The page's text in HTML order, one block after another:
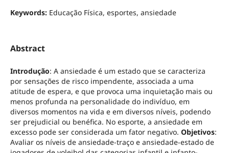
Keywords: Educação Física, esportes, ansiedade
Abstract
Introdução: A ansiedade é um estado que se caracteriza
por sensações de risco impendente, associada a uma
atitude de espera, e que provoca uma inquietação mais ou
menos profunda na personalidade do indivíduo, em
diversos momentos na vida e em diversos níveis, podendo
ser prejudicial ou benéfica. No esporte, a ansiedade em
excesso pode ser considerada um fator negativo. Objetivos:
Avaliar os níveis de ansiedade-traço e ansiedade-estado de